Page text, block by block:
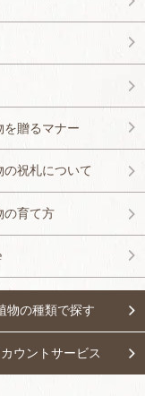
を贈るマナー
の祝札について
の育て方
物の種類で探す
ウントサービス